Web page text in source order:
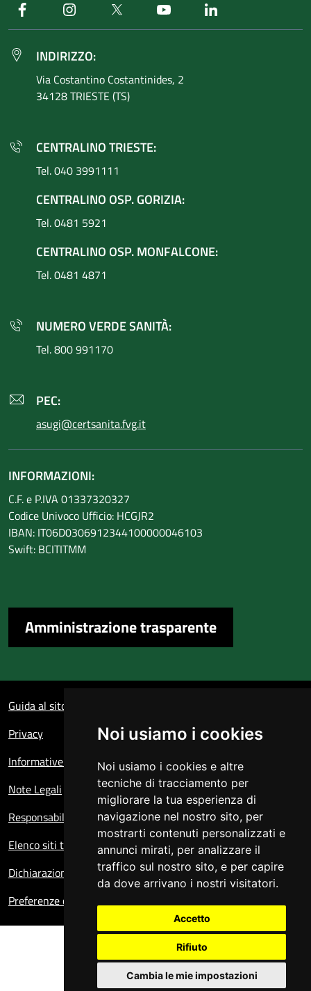
Noi usiamo i cookies
Noi usiamo i cookies e altre
tecniche di tracciamento per
migliorare la tua esperienza di
navigazione nel nostro sito, per
mostrarti contenuti personalizzati e
annunci mirati, per analizzare il
traffico sul nostro sito, e per capire
da dove arrivano i nostri visitatori.
Accetto
Rifiuto
Cambia le mie impostazioni
Facebook Instagram Twitter Youtube
INDIRIZZO:
Via Costantino Costantinides, 2
34128 TRIESTE (TS)
CENTRALINO TRIESTE:
Tel. 040 3991111
CENTRALINO OSP. GORIZIA:
Tel. 0481 5921
CENTRALINO OSP. MONFALCONE:
Tel. 0481 4871
NUMERO VERDE SANITÀ:
Tel. 800 991170
PEC:
asugi@certsanita.fvg.it
INFORMAZIONI:
C.F. e P.IVA 01337320327
Codice Univoco Ufficio: HCGJR2
IBAN: IT06D0306912344100000046103
Swift: BCITITMM
Amministrazione trasparente
Guida al sito
Privacy
Informative sul trattamento dei dati personali
Note Legali
Responsabile del sito
Elenco siti tematici
Dichiarazione di accessibilità
Preferenze cookie